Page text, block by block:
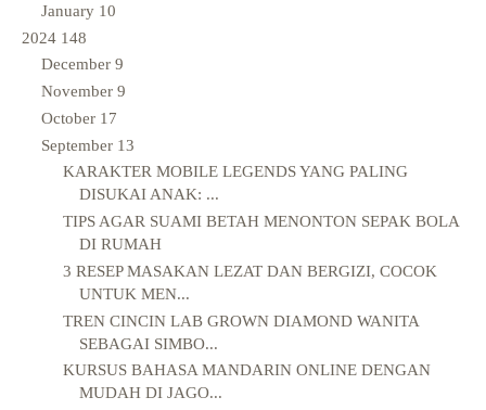
January 10
2024 148
December 9
November 9
October 17
September 13
KARAKTER MOBILE LEGENDS YANG PALING
DISUKAI ANAK: ...
TIPS AGAR SUAMI BETAH MENONTON SEPAK BOLA
DI RUMAH
3 RESEP MASAKAN LEZAT DAN BERGIZI, COCOK
UNTUK MEN...
TREN CINCIN LAB GROWN DIAMOND WANITA
SEBAGAI SIMBO...
KURSUS BAHASA MANDARIN ONLINE DENGAN
MUDAH DI JAGO...